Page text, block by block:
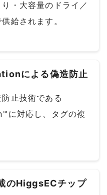
・大容量のドライ／
給されます。
による偽造防止
止技術である
対応し、タグの複
HiggsECチップ